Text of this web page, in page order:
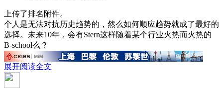
上传了排名附件。
个人是无法对抗历史趋势的，然么如何顺应趋势就成了最好的
选择。未来10年，会有Stern这样随着某个行业火热而火热的
B-school么？
展开阅读全文